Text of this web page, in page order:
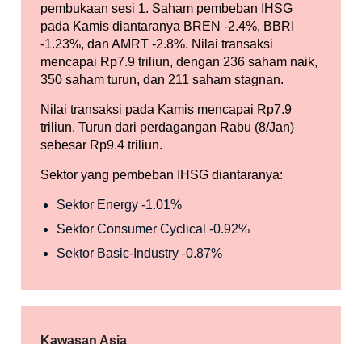
pembukaan sesi 1. Saham pembeban IHSG
pada Kamis diantaranya BREN -2.4%, BBRI
-1.23%, dan AMRT -2.8%. Nilai transaksi
mencapai Rp7.9 triliun, dengan 236 saham naik,
350 saham turun, dan 211 saham stagnan.
Nilai transaksi pada Kamis mencapai Rp7.9
triliun. Turun dari perdagangan Rabu (8/Jan)
sebesar Rp9.4 triliun.
Sektor yang pembeban IHSG diantaranya:
Sektor Energy -1.01%
Sektor Consumer Cyclical -0.92%
Sektor Basic-Industry -0.87%
Kawasan Asia